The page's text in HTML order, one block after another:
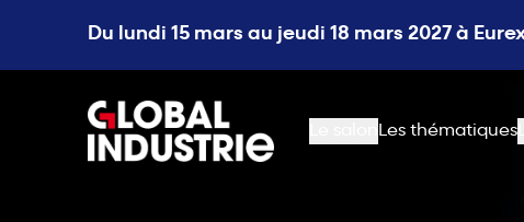
Du lundi 15 mars au jeudi 18 mars 2027 à
page.home
Les thématiques